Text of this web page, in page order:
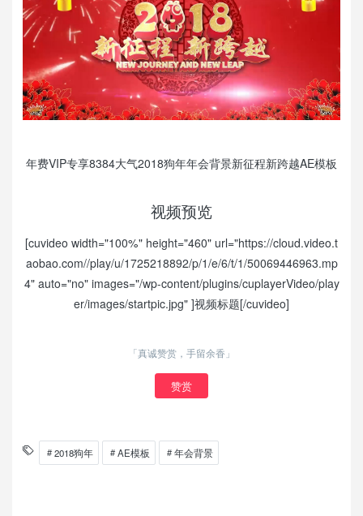
年费VIP专享8384大气2018狗年年会背景新征程新跨越AE模板
视频预览
[cuvideo width="100%" height="460" url="https://cloud.video.t
aobao.com//play/u/1725218892/p/1/e/6/t/1/50069446963.mp
4" auto="no" images="/wp-content/plugins/cuplayerVideo/play
er/images/startpic.jpg" ]视频标题[/cuvideo]
「真诚赞赏，手留余香」
赞赏
2018狗年 AE模板 年会背景